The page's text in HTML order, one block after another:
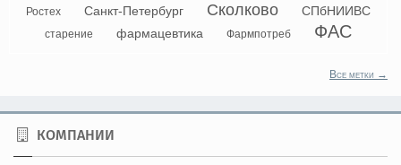
Ростех Санкт-Петербург Сколково СПбНИИВС
старение фармацевтика Фармпотреб ФАС
Все метки →
КОМПАНИИ